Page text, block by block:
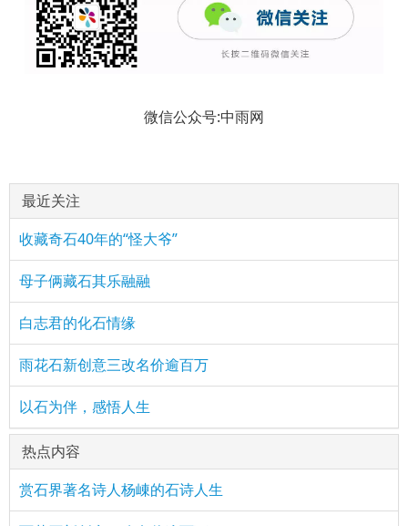
微信公众号:中雨网
最近关注
收藏奇石40年的“怪大爷”
母子俩藏石其乐融融
白志君的化石情缘
雨花石新创意三改名价逾百万
以石为伴，感悟人生
热点内容
赏石界著名诗人杨崠的石诗人生